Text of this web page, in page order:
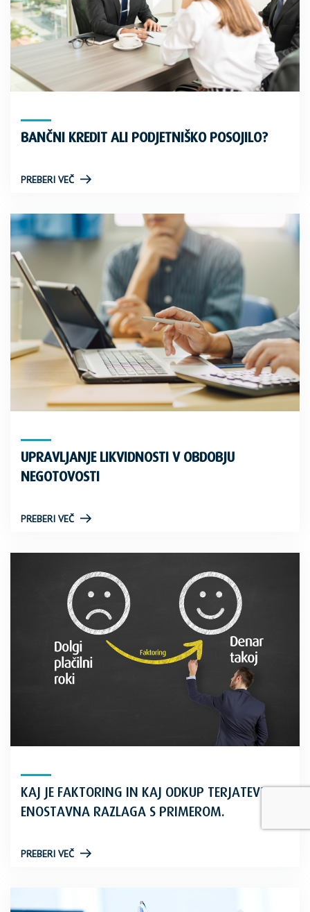
BANČNI KREDIT ALI PODJETNIŠKO POSOJILO?
PREBERI VEČ
UPRAVLJANJE LIKVIDNOSTI V OBDOBJU
NEGOTOVOSTI
PREBERI VEČ
KAJ JE FAKTORING IN KAJ ODKUP TERJATEV?
ENOSTAVNA RAZLAGA S PRIMEROM.
PREBERI VEČ